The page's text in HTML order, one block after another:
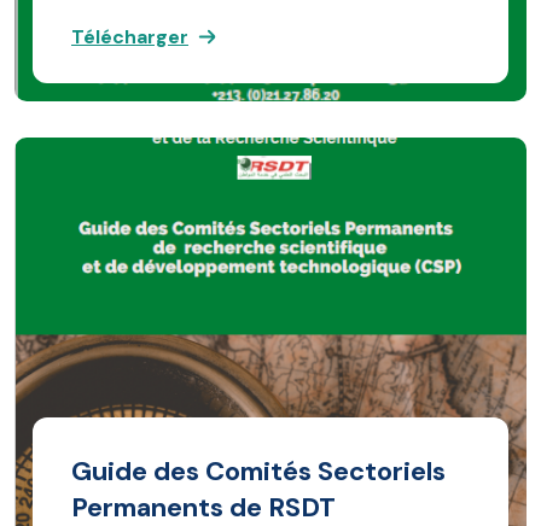
Télécharger
Guide des Comités Sectoriels
Permanents de RSDT